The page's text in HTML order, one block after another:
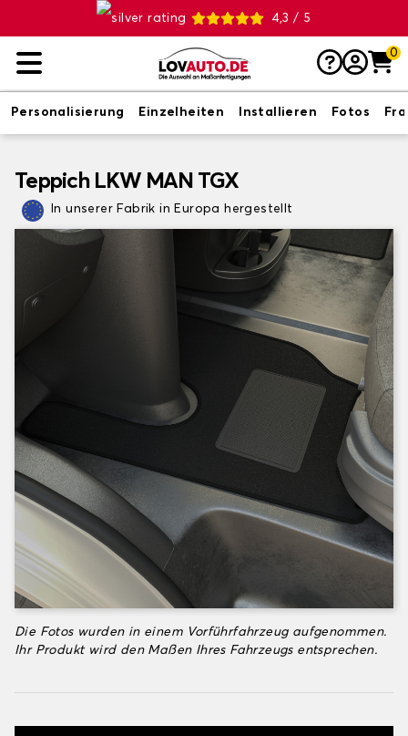
4,3 / 5
0
Personalisierung Einzelheiten Installieren Fotos
Teppich LKW MAN TGX
In unserer Fabrik in Europa hergestellt
Die Fotos wurden in einem Vorführfahrzeug aufgenommen.
Ihr Produkt wird den Maßen Ihres Fahrzeugs entsprechen.